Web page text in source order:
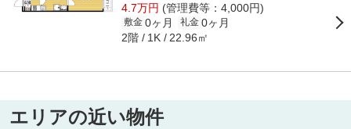
4.7万円 (管理費等：4,000円)
敷金 0ヶ月 礼金 0ヶ月
2階 1K 22.96㎡
エリアの近い物件